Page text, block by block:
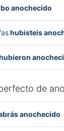
anochecido
hubisteis
de
anochecido